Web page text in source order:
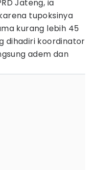
Jateng, ia
tupoksinya
kurang lebih 45
dihadiri koordinator
adem dan